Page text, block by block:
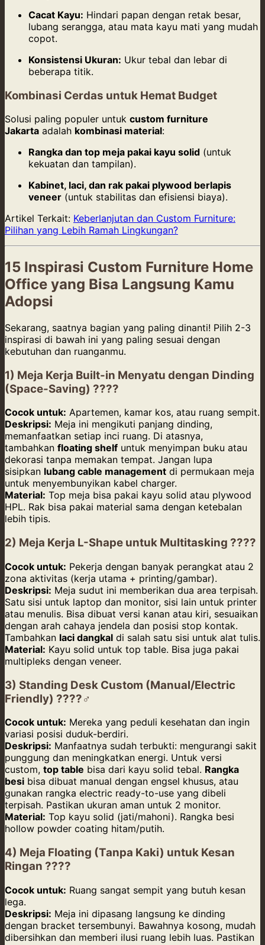
Cacat Kayu: Hindari papan dengan retak besar,
lubang serangga, atau mata kayu mati yang mudah
copot.
Konsistensi Ukuran: Ukur tebal dan lebar di
beberapa titik.
Kombinasi Cerdas untuk Hemat Budget
Solusi paling populer untuk custom furniture
Jakarta adalah kombinasi material:
Rangka dan top meja pakai kayu solid (untuk
kekuatan dan tampilan).
Kabinet, laci, dan rak pakai plywood berlapis
veneer (untuk stabilitas dan efisiensi biaya).
Artikel Terkait: Keberlanjutan dan Custom Furniture:
Pilihan yang Lebih Ramah Lingkungan?
15 Inspirasi Custom Furniture Home
Office yang Bisa Langsung Kamu
Adopsi
Sekarang, saatnya bagian yang paling dinanti! Pilih 2-3
inspirasi di bawah ini yang paling sesuai dengan
kebutuhan dan ruanganmu.
1) Meja Kerja Built-in Menyatu dengan Dinding
(Space-Saving) ????
Cocok untuk: Apartemen, kamar kos, atau ruang sempit.
Deskripsi: Meja ini mengikuti panjang dinding,
memanfaatkan setiap inci ruang. Di atasnya,
tambahkan floating shelf untuk menyimpan buku atau
dekorasi tanpa memakan tempat. Jangan lupa
sisipkan lubang cable management di permukaan meja
untuk menyembunyikan kabel charger.
Material: Top meja bisa pakai kayu solid atau plywood
HPL. Rak bisa pakai material sama dengan ketebalan
lebih tipis.
2) Meja Kerja L-Shape untuk Multitasking ????
Cocok untuk: Pekerja dengan banyak perangkat atau 2
zona aktivitas (kerja utama + printing/gambar).
Deskripsi: Meja sudut ini memberikan dua area terpisah.
Satu sisi untuk laptop dan monitor, sisi lain untuk printer
atau menulis. Bisa dibuat versi kanan atau kiri, sesuaikan
dengan arah cahaya jendela dan posisi stop kontak.
Tambahkan laci dangkal di salah satu sisi untuk alat tulis.
Material: Kayu solid untuk top table. Bisa juga pakai
multipleks dengan veneer.
3) Standing Desk Custom (Manual/Electric
Friendly) ????‍♂️
Cocok untuk: Mereka yang peduli kesehatan dan ingin
variasi posisi duduk-berdiri.
Deskripsi: Manfaatnya sudah terbukti: mengurangi sakit
punggung dan meningkatkan energi. Untuk versi
custom, top table bisa dari kayu solid tebal. Rangka
besi bisa dibuat manual dengan engsel khusus, atau
gunakan rangka electric ready-to-use yang dibeli
terpisah. Pastikan ukuran aman untuk 2 monitor.
Material: Top kayu solid (jati/mahoni). Rangka besi
hollow powder coating hitam/putih.
4) Meja Floating (Tanpa Kaki) untuk Kesan
Ringan ????️
Cocok untuk: Ruang sangat sempit yang butuh kesan
lega.
Deskripsi: Meja ini dipasang langsung ke dinding
dengan bracket tersembunyi. Bawahnya kosong, mudah
dibersihkan dan memberi ilusi ruang lebih luas. Pastikan